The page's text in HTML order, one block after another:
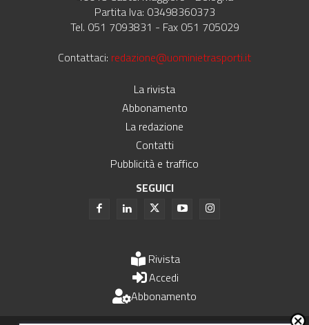
Partita Iva: 03498360373
Tel. 051 7093831 - Fax 051 705029
Contattaci: redazione@uominietrasporti.it
La rivista
Abbonamento
La redazione
Contatti
Pubblicità e traffico
SEGUICI
Rivista
Accedi
Abbonamento